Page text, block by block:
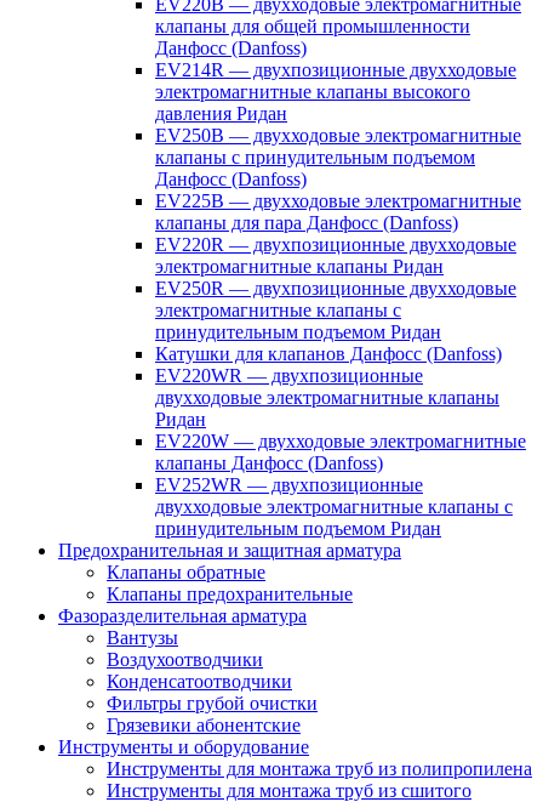
EV220B — двухходовые электромагнитные
клапаны для общей промышленности
Данфосс (Danfoss)
EV214R — двухпозиционные двухходовые
электромагнитные клапаны высокого
давления Ридан
EV250B — двухходовые электромагнитные
клапаны с принудительным подъемом
Данфосс (Danfoss)
EV225B — двухходовые электромагнитные
клапаны для пара Данфосс (Danfoss)
EV220R — двухпозиционные двухходовые
электромагнитные клапаны Ридан
EV250R — двухпозиционные двухходовые
электромагнитные клапаны с
принудительным подъемом Ридан
Катушки для клапанов Данфосс (Danfoss)
EV220WR — двухпозиционные
двухходовые электромагнитные клапаны
Ридан
EV220W — двухходовые электромагнитные
клапаны Данфосс (Danfoss)
EV252WR — двухпозиционные
двухходовые электромагнитные клапаны с
принудительным подъемом Ридан
Предохранительная и защитная арматура
Клапаны обратные
Клапаны предохранительные
Фазоразделительная арматура
Вантузы
Воздухоотводчики
Конденсатоотводчики
Фильтры грубой очистки
Грязевики абонентские
Инструменты и оборудование
Инструменты для монтажа труб из полипропилена
Инструменты для монтажа труб из сшитого